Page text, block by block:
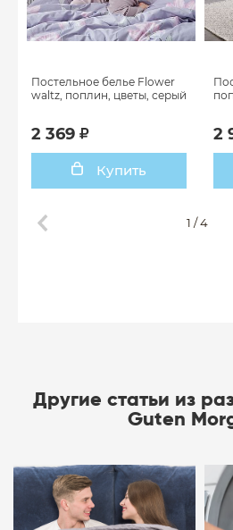
Постельное белье Flower
waltz, поплин, цветы, серый
2 369
Купить
2
1 /4
Другие статьи из
Guten